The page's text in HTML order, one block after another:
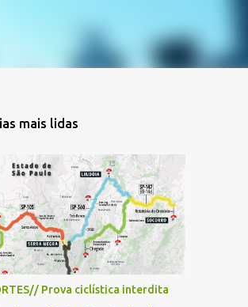
mais lidas
Prova ciclística interdita